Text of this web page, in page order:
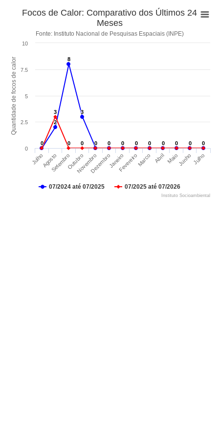
Quantidade de focos de calor
Focos de Calor: Comparativo dos Últimos 24
Meses
Fonte: Instituto Nacional de Pesquisas Espaciais (INPE)
0
0
2
2
8
8
3
3
0
0 0
0 0
0 0
0 0
0 0
0 0
0 0
0 0
0
3
3
0
0 0
0
07/2024 até 07/2025 07/2025 até 07/2026
JulhoAgostoSetembroOutubroNovembroDezembroJaneiroFevereiroMarco Abril MaioJunho Julho
0
2.5
5
7.5
10
Instituto Socioambiental